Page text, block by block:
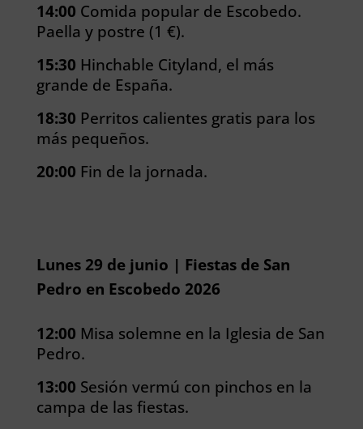
14:00 Comida popular de Escobedo.
Paella y postre (1 €).
15:30 Hinchable Cityland, el más
grande de España.
18:30 Perritos calientes gratis para los
más pequeños.
20:00 Fin de la jornada.
Lunes 29 de junio | Fiestas de San
Pedro en Escobedo 2026
12:00 Misa solemne en la Iglesia de San
Pedro.
13:00 Sesión vermú con pinchos en la
campa de las fiestas.